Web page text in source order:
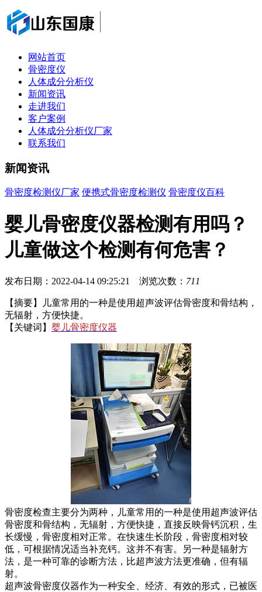
网站首页
骨密度仪
人体成分分析仪
新闻资讯
走进我们
客户案例
人体成分分析仪厂家
联系我们
新闻资讯
骨密度检测仪厂家 便携式骨密度检测仪 骨密度仪百科
婴儿骨密度仪器检测有用吗？
儿童做这个检测有何危害？
发布日期：2022-04-14 09:25:21 浏览次数： 711
【摘要】儿童常用的一种是使用超声波评估骨密度和骨结构，
无辐射，方便快捷。
【关键词】 婴儿骨密度仪器
骨密度检查主要分为两种，儿童常用的一种是使用超声波评估
骨密度和骨结构，无辐射，方便快捷，直接反映骨钙沉积，生
长缓慢，骨密度相对正常。在快速生长阶段，骨密度相对较
低，可根据情况适当补充钙。这并不有害。另一种是辐射方
法，是一种可靠的诊断方法，比超声波方法更准确，但有辐
射。
超声波骨密度仪器作为一种安全、经济、有效的形式，已被医